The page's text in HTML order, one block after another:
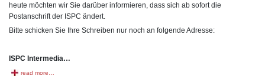
heute möchten wir Sie darüber informieren, dass sich ab sofort die
Postanschrift der ISPC ändert.
Bitte schicken Sie Ihre Schreiben nur noch an folgende Adresse:
ISPC Intermedia…
read more…